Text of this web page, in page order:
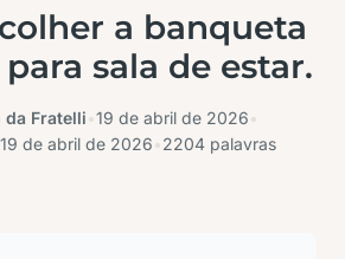
a banqueta
sala de estar.
da Fratelli 19 de abril de 2026
19 de abril de 2026 2204 palavras